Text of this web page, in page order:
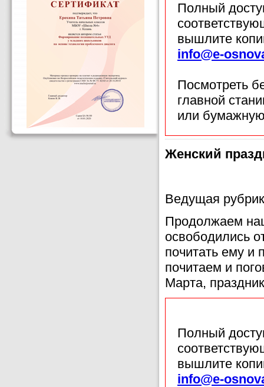
Полный
вышлите
info@e-
Посмотреть
главной
или
Женский
Ведущая
Продолжаем
освободились
почитать ему и
почитаем и
Марта,
Полный
вышлите
info@e-